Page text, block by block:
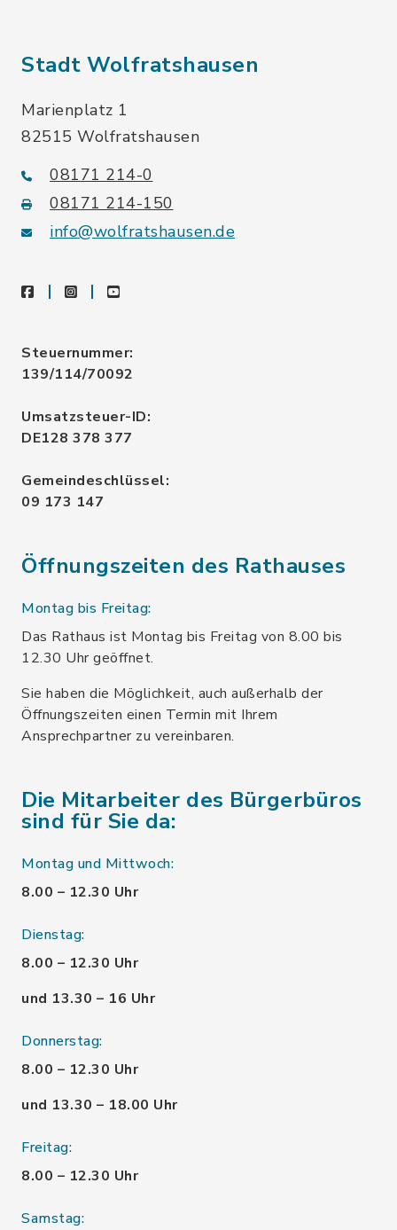
Stadt Wolfratshausen
Marienplatz 1
82515 Wolfratshausen
08171 214-0
08171 214-150
info@wolfratshausen.de
facebookinstagramyoutube
Steuernummer:
139/114/70092
Umsatzsteuer-ID:
DE128 378 377
Gemeindeschlüssel:
09 173 147
Öffnungszeiten des Rathauses
Montag bis Freitag:
Das Rathaus ist Montag bis Freitag von 8.00 bis
12.30 Uhr geöffnet.
Sie haben die Möglichkeit, auch außerhalb der
Öffnungszeiten einen Termin mit Ihrem
Ansprechpartner zu vereinbaren.
Die Mitarbeiter des Bürgerbüros
sind für Sie da:
Montag und Mittwoch:
8.00 – 12.30 Uhr
Dienstag:
8.00 – 12.30 Uhr
und 13.30 – 16 Uhr
Donnerstag:
8.00 – 12.30 Uhr
und 13.30 – 18.00 Uhr
Freitag:
8.00 – 12.30 Uhr
Samstag: